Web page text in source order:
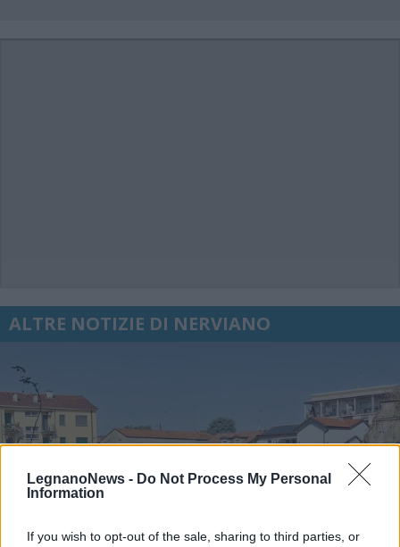
LegnanoNews - Do Not Process My Personal
Information
If you wish to opt-out of the sale, sharing to third parties, or
ALTRE NOTIZIE DI NERVIANO